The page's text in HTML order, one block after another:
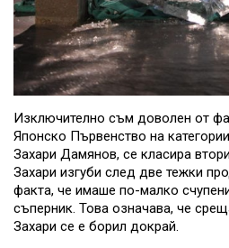
Изключително съм доволен от
Японско Първенство на
Захари Дамянов, се класира
Захари изгуби след две тежки
факта, че имаше по-малко
съперник. Това означава, че
Захари се е борил докрай.